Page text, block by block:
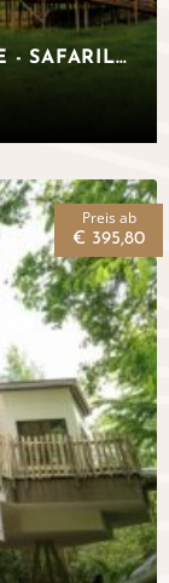
NATURE RESORT NATTERER SEE - SAFARILODGES TIROL
Preis ab
€ 395,80